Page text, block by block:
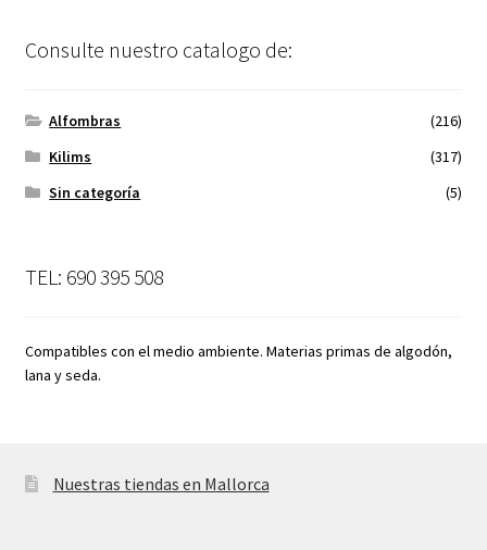
Consulte nuestro catalogo de:
Alfombras
(216)
Kilims
(317)
Sin categoría
(5)
TEL: 690 395 508
Compatibles con el medio ambiente. Materias primas de algodón,
lana y seda.
Nuestras tiendas en Mallorca